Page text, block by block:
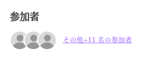
参加者
その他+11 名の参加者